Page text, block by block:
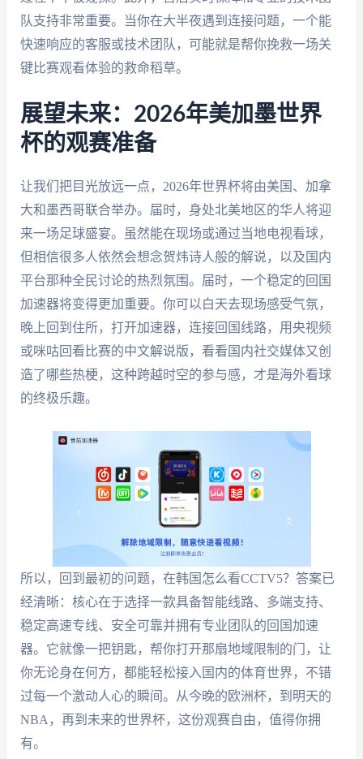
队支持非常重要。当你在大半夜遇到连接问题，一个能
快速响应的客服或技术团队，可能就是帮你挽救一场关
键比赛观看体验的救命稻草。
展望未来：2026年美加墨世界
杯的观赛准备
让我们把目光放远一点，2026年世界杯将由美国、加拿
大和墨西哥联合举办。届时，身处北美地区的华人将迎
来一场足球盛宴。虽然能在现场或通过当地电视看球，
但相信很多人依然会想念贺炜诗人般的解说，以及国内
平台那种全民讨论的热烈氛围。届时，一个稳定的回国
加速器将变得更加重要。你可以白天去现场感受气氛，
晚上回到住所，打开加速器，连接回国线路，用央视频
或咪咕回看比赛的中文解说版，看看国内社交媒体又创
造了哪些热梗，这种跨越时空的参与感，才是海外看球
的终极乐趣。
所以，回到最初的问题，在韩国怎么看CCTV5？答案已
经清晰：核心在于选择一款具备智能线路、多端支持、
稳定高速专线、安全可靠并拥有专业团队的回国加速
器。它就像一把钥匙，帮你打开那扇地域限制的门，让
你无论身在何方，都能轻松接入国内的体育世界，不错
过每一个激动人心的瞬间。从今晚的欧洲杯，到明天的
NBA，再到未来的世界杯，这份观赛自由，值得你拥
有。